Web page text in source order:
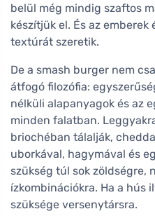
belül még mindig szaftos
készítjük el. És az
textúrát szeretik.
De a smash burger nem
átfogó filozófia:
nélküli alapanyagok és az
minden falatban.
briochéban tálalják,
uborkával, hagymával és
szükség túl sok zöldségre,
ízkombinációkra. Ha a hús
szüksége versenytársra.